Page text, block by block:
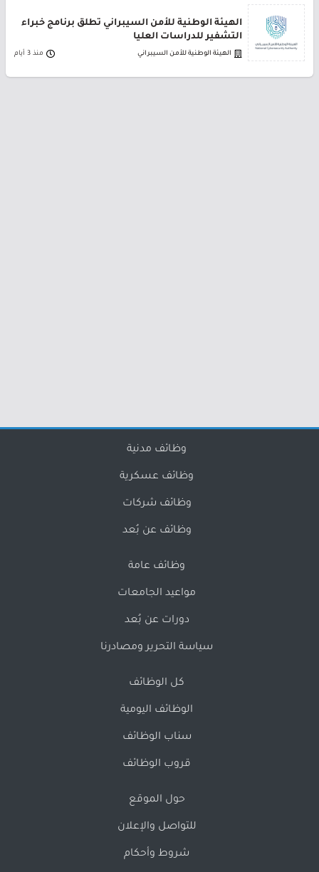
الهيئة الوطنية للأمن السيبراني تطلق برنامج خبراء
التشفير للدراسات العليا
الهيئة الوطنية للأمن السيبراني منذ 3 أيام
وظائف مدنية
وظائف عسكرية
وظائف شركات
وظائف عن بُعد
وظائف عامة
مواعيد الجامعات
دورات عن بُعد
سياسة التحرير ومصادرنا
كل الوظائف
الوظائف اليومية
سناب الوظائف
قروب الوظائف
حول الموقع
للتواصل والإعلان
شروط وأحكام